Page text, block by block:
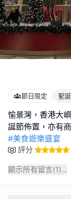
節日限定 聖
愉景灣，香港大
#美食遊樂盛宴
評分
顯示所有留言(1)...